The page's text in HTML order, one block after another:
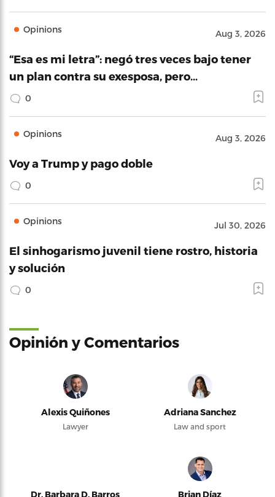
Opinions Aug 3, 2026
“Esa es mi letra”: negó tres veces bajo tener
un plan contra su exesposa, pero…
0
Opinions Aug 3, 2026
Voy a Trump y pago doble
0
Opinions Jul 30, 2026
El sinhogarismo juvenil tiene rostro, historia
y solución
0
Opinión y Comentarios
Alexis Quiñones
Lawyer
Adriana Sanchez
Law and sport
Dr. Barbara D. Barros Brian Díaz